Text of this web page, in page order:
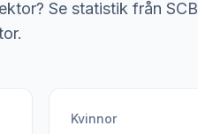
Se statistik från SCB
Kvinnor